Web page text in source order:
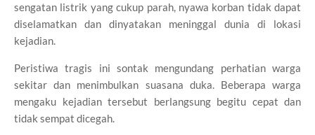
sengatan listrik yang cukup parah, nyawa korban tidak dapat
diselamatkan dan dinyatakan meninggal dunia di lokasi
kejadian.
Peristiwa tragis ini sontak mengundang perhatian warga
sekitar dan menimbulkan suasana duka. Beberapa warga
mengaku kejadian tersebut berlangsung begitu cepat dan
tidak sempat dicegah.